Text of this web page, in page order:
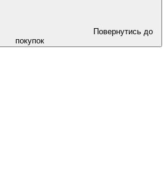
Повернутись до
покупок